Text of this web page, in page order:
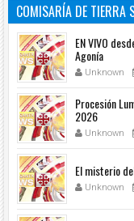
COMISARÍA DE TIERRA
EN VIVO
Agonía
Unknown
Procesión
2026
Unknown
El misterio
Unknown